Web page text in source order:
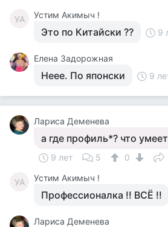
УА Устим Акимыч !
Это по Китайски ?? 9
Елена Задорожная
Неее. По японски 9
Лариса Деменева
а где профиль*? что
9 лет 5 0
УА Устим Акимыч !
Профессионалка !! ВСЁ !!
Лариса Деменева